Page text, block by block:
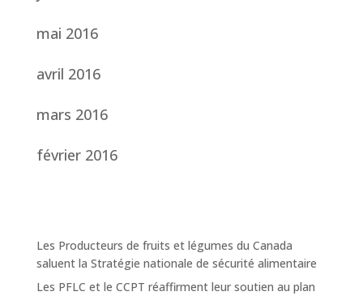
mai 2016
avril 2016
mars 2016
février 2016
Les Producteurs de fruits et légumes du Canada
saluent la Stratégie nationale de sécurité alimentaire
Les PFLC et le CCPT réaffirment leur soutien au plan